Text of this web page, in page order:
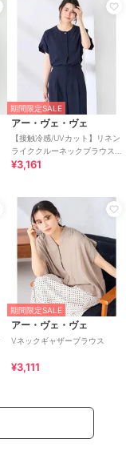
期間限定SALE
アー・ヴェ・ヴェ
【接触冷感/UVカット】リネン
ライククルーネックブラウス
【セットアップ対応/アンチピ
¥3,161
期間限定SALE
アー・ヴェ・ヴェ
Vネックギャザーブラウス
¥3,111